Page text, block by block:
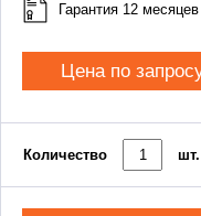
Гарантия 12 месяцев
Цена по
Количество шт.